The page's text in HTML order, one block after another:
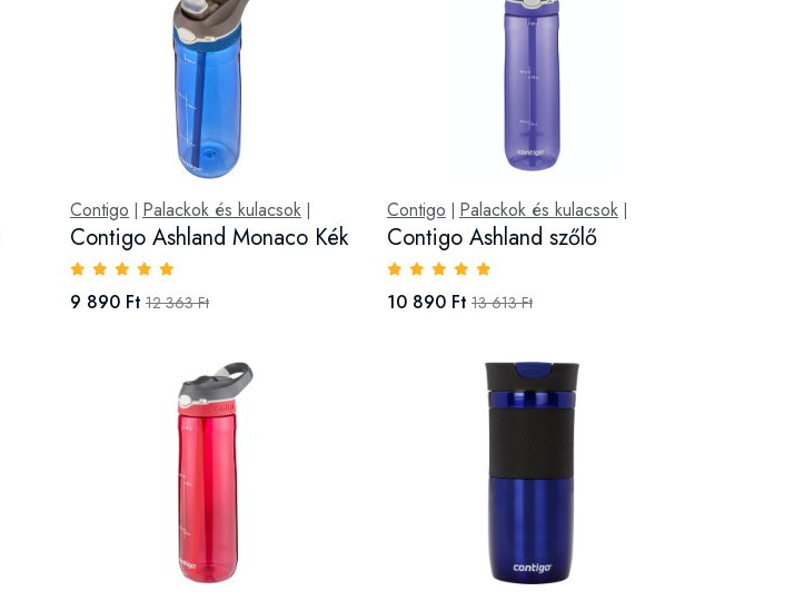
Contigo Palackok és kulacsok|
Contigo Ashland Monaco Kék
9 890 Ft 12 363 Ft
Contigo Palackok és kulacsok|
Contigo Ashland szőlő
10 890 Ft 13 613 Ft